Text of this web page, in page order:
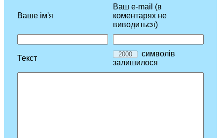
Ваше ім'я
Ваш e-mail (в
коментарях не
виводиться)
Текст
символів
залишилося